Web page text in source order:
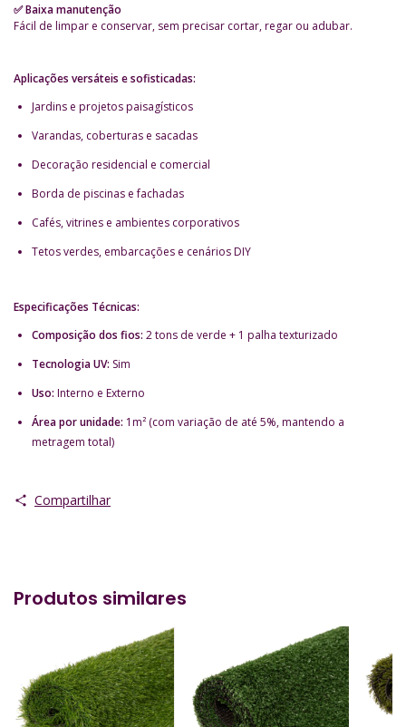
✅Baixa manutenção
Fácil de limpar e conservar, sem precisar cortar, regar ou adubar.
Aplicações versáteis e sofisticadas:
Jardins e projetos paisagísticos
Varandas, coberturas e sacadas
Decoração residencial e comercial
Borda de piscinas e fachadas
Cafés, vitrines e ambientes corporativos
Tetos verdes, embarcações e cenários DIY
Especificações Técnicas:
Composição dos fios: 2 tons de verde + 1 palha texturizado
Tecnologia UV: Sim
Uso: Interno e Externo
Área por unidade: 1m² (com variação de até 5%, mantendo a
metragem total)
Compartilhar
Produtos similares